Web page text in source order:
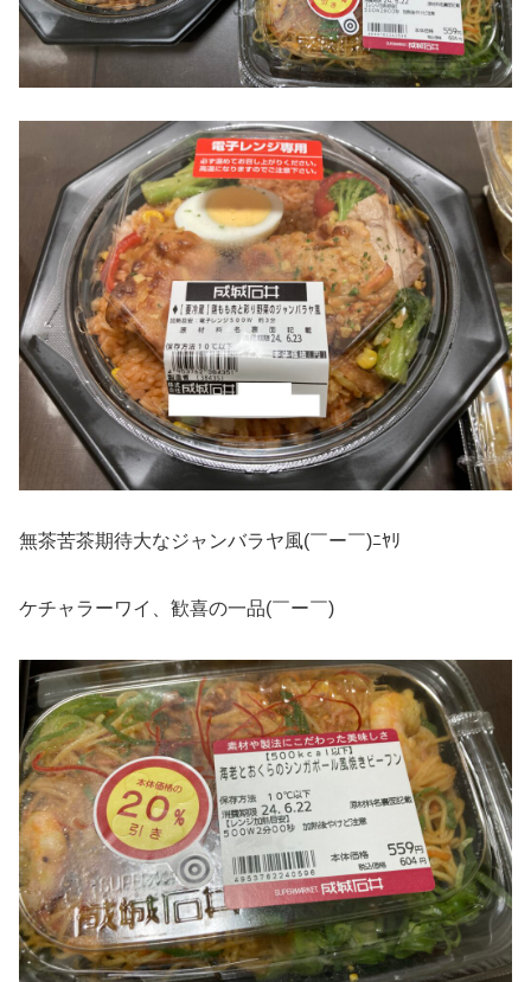
無茶苦茶期待大なジャンバラヤ風(￣ー￣)ﾆﾔﾘ
ケチャラーワイ、歓喜の一品(￣ー￣)